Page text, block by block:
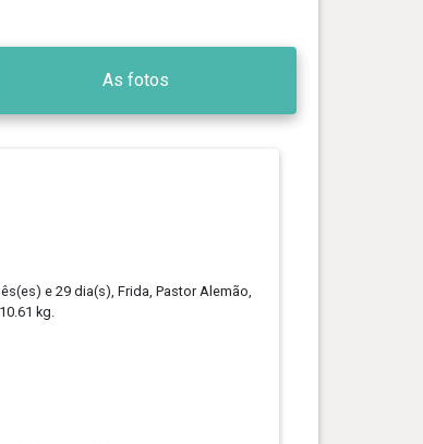
As fotos
e 29 dia(s), Frida, Pastor Alemão,
kg.